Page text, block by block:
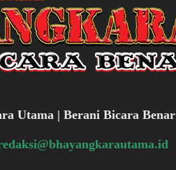
Utama | Berani Bicara Benar